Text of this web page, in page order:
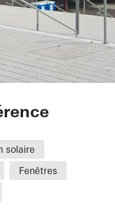
solaire
Fenêtres